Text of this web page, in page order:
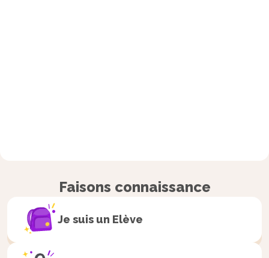
Faisons connaissance
Je suis un Elève